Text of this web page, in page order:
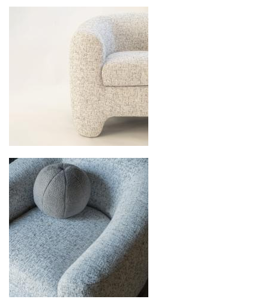
— центр доставки для
североамериканского сегмента
Другие страны Европы
сеть партнёрских складов
Условия доставки по Москве и Московской
Для клиентов Москвы и МО предусмотрены
следующие услуги:
Доставка до адреса— транспортировка
товара от нашего склада непосредственно к
месту назначения с соблюдением сроков
Профессиональная выгрузка
квалифицированные грузчики
осуществляют разгрузку с применением
специального оборудования и техники
Подъём на этажи— доставка мебели и